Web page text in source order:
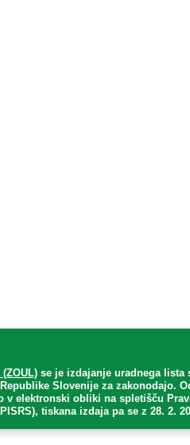
se je izdajanje uradnega lista
Slovenije za zakonodajo.
v elektronski obliki na spletišču
tiskana izdaja pa se z 28. 2.